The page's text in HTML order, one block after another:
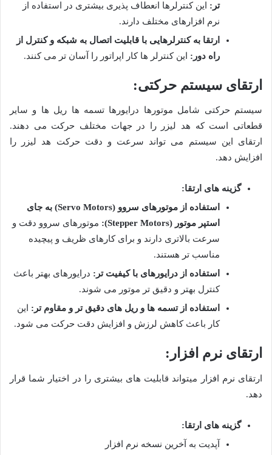
تر : این کنترلرها انعطاف پذیری بیشتری در استفاده از
نرم افزارهای مختلف دارند.
ارتقا به کنترلرهایی با قابلیت اتصال به شبکه و کنترل از
راه دور : این کنترلر ها کار اپراتور را آسان تر می کنند.
ارتقای سیستم حرکتی:
سیستم حرکتی شامل موتورها درایورها تسمه ها ریل ها و سایر
قطعاتی است که هد لیزر را در جهات مختلف حرکت می دهند.
ارتقای این سیستم می تواند سرعت و دقت حرکت هد لیزر را
افزایش دهد.
گزینه های ارتقا:
استفاده از موتورهای سروو (Servo Motors)
به جای
استپر موتور (Stepper Motors):
موتورهای سروو دقت و
سرعت بالاتری دارند و برای کارهای ظریف و پیچیده
مناسب تر هستند.
استفاده از درایورهای با کیفیت تر : درایورهای بهتر باعث
کنترل بهتر و دقیق تر موتور می شوند.
استفاده از تسمه ها و ریل های دقیق تر و مقاوم تر : این
کار باعث کاهش لرزش و افزایش دقت حرکت می شود.
ارتقای نرم افزار :
ارتقای نرم افزار میتواند قابلیت های بیشتری را در اختیار شما قرار
دهد.
گزینه های ارتقا:
آپدیت به آخرین نسخه نرم افزار